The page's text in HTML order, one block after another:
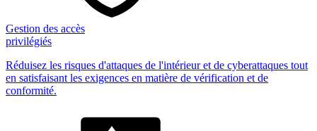
Gestion des accès
privilégiés
Réduisez les risques d'attaques de l'intérieur et de cyberattaques tout
en satisfaisant les exigences en matière de vérification et de
conformité.